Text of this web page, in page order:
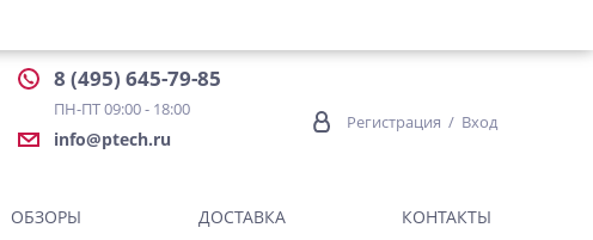
8 (495) 645-79-85
ПН-ПТ 09:00 - 18:00
info@ptech.ru
Регистрация / Вход
ОБЗОРЫ ДОСТАВКА КОНТАКТЫ